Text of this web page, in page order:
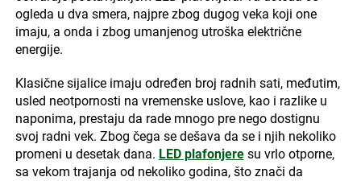
ogleda u dva smera, najpre zbog dugog veka koji one
imaju, a onda i zbog umanjenog utroška električne
energije.
Klasične sijalice imaju određen broj radnih sati, međutim,
usled neotpornosti na vremenske uslove, kao i razlike u
naponima, prestaju da rade mnogo pre nego dostignu
svoj radni vek. Zbog čega se dešava da se i njih nekoliko
promeni u desetak dana. LED plafonjeresu vrlo otporne,
sa vekom trajanja od nekoliko godina, što znači da